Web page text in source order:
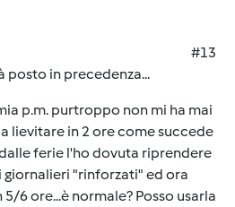
#13
posto in precedenza...
p.m. purtroppo non mi ha mai
lievitare in 2 ore come succede
ferie l'ho dovuta riprendere
giornalieri "rinforzati" ed ora
6 ore...è normale? Posso usarla